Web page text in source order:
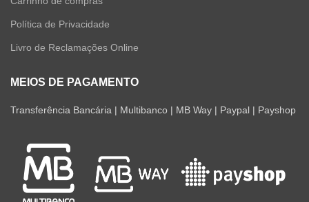
Política de Privacidade
Livro de Reclamações Online
MEIOS DE PAGAMENTO
Transferência Bancária | Multibanco | MB Way | Paypal | Payshop